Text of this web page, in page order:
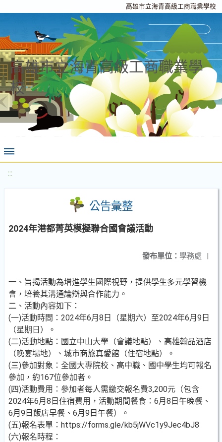
高雄市立海青高級工商職業學校
高雄市立海青高級工商職業學
校
:::
公告彙整
2024年港都菁英模擬聯合國會議活動
發布單位： 學務處 |
一、旨揭活動為增進學生國際視野，提供學生多元學習機
會，培養其溝通論辯與合作能力。
二、活動內容如下：
(一)活動時間：2024年6月8日（星期六）至2024年6月9日
（星期日）。
(二)活動地點：國立中山大學（會議地點）、高雄翰品酒店
（晚宴場地）、城市商旅真愛館（住宿地點）。
(三)參加對象：全國大專院校、高中職、國中學生均可報名
參加，約167位參加者。
(四)活動費用：參加者每人需繳交報名費3,200元（包含
2024年6月8日住宿費用，活動期間餐食：6月8日午晚餐、
6月9日飯店早餐、6月9日午餐）。
(五)報名表單：https://forms.gle/kb5jWVc1y9Jec4bJ8
(六)報名時程：